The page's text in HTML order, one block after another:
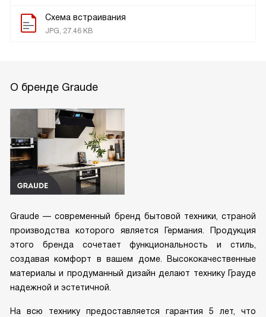
Схема встраивания
JPG, 27.46 KB
О бренде Graude
Graude — современный бренд бытовой техники, страной
производства которого является Германия. Продукция
этого бренда сочетает функциональность и стиль,
создавая комфорт в вашем доме. Высококачественные
материалы и продуманный дизайн делают технику Грауде
надежной и эстетичной.
На всю технику предоставляется гарантия 5 лет, что